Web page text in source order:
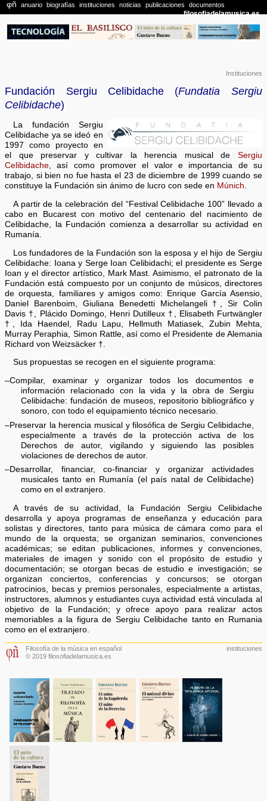
Instituciones
Fundación Sergiu Celibidache (Fundatia Sergiu
Celibidache)
La fundación Sergiu
Celibidache ya se ideó en
1997 como proyecto en
el que preservar y cultivar la herencia musical de Sergiu
Celibidache, así como promover el valor e importancia de su
trabajo, si bien no fue hasta el 23 de diciembre de 1999 cuando se
constituye la Fundación sin ánimo de lucro con sede en Múnich.
A partir de la celebración del “Festival Celibidache 100” llevado a
cabo en Bucarest con motivo del centenario del nacimiento de
Celibidache, la Fundación comienza a desarrollar su actividad en
Rumanía.
Los fundadores de la Fundación son la esposa y el hijo de Sergiu
Celibidache: Ioana y Serge Ioan Celibidachi; el presidente es Serge
Ioan y el director artístico, Mark Mast. Asimismo, el patronato de la
Fundación está compuesto por un conjunto de músicos, directores
de orquesta, familiares y amigos como: Enrique García Asensio,
Daniel Barenboim, Giuliana Benedetti Michelangeli †, Sir Colin
Davis †, Plácido Domingo, Henri Dutilleux †, Elisabeth Furtwängler
†, Ida Haendel, Radu Lapu, Hellmuth Matiasek, Zubin Mehta,
Murray Peraphia, Simon Rattle, así como el Presidente de Alemania
Richard von Weizsäcker †.
Sus propuestas se recogen en el siguiente programa:
–Compilar, examinar y organizar todos los documentos e
información relacionado con la vida y la obra de Sergiu
Celibidache: fundación de museos, repositorio bibliográfico y
sonoro, con todo el equipamiento técnico necesario.
–Preservar la herencia musical y filosófica de Sergiu Celibidache,
especialmente a través de la protección activa de los
Derechos de autor, vigilando y siguiendo las posibles
violaciones de derechos de autor.
–Desarrollar, financiar, co-financiar y organizar actividades
musicales tanto en Rumanía (el país natal de Celibidache)
como en el extranjero.
A través de su actividad, la Fundación Sergiu Celibidache
desarrolla y apoya programas de enseñanza y educación para
solistas y directores, tanto para música de cámara como para el
mundo de la orquesta; se organizan seminarios, convenciones
académicas; se editan publicaciones, informes y convenciones,
materiales de imagen y sonido con el propósito de estudio y
documentación; se otorgan becas de estudio e investigación; se
organizan conciertos, conferencias y concursos; se otorgan
patrocinios, becas y premios personales, especialmente a artistas,
instructores, alumnos y estudiantes cuya actividad está vinculada al
objetivo de la Fundación; y ofrece apoyo para realizar actos
memoriables a la figura de Sergiu Celibidache tanto en Rumania
como en el extranjero.
Filosofía de la música en español
© 2019 filosofiadelamusica.es
instituciones